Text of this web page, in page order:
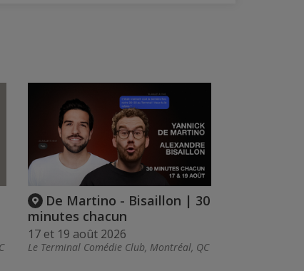
De Martino - Bisaillon | 30
minutes chacun
17 et 19 août 2026
Le Terminal Comédie Club, Montréal, QC